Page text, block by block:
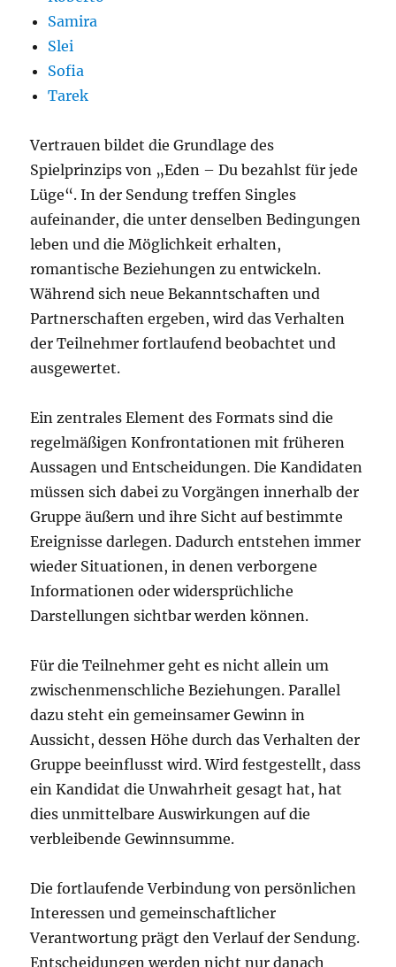
Samira
Slei
Sofia
Tarek
Vertrauen bildet die Grundlage des
Spielprinzips von „Eden – Du bezahlst für jede
Lüge“. In der Sendung treffen Singles
aufeinander, die unter denselben Bedingungen
leben und die Möglichkeit erhalten,
romantische Beziehungen zu entwickeln.
Während sich neue Bekanntschaften und
Partnerschaften ergeben, wird das Verhalten
der Teilnehmer fortlaufend beobachtet und
ausgewertet.
Ein zentrales Element des Formats sind die
regelmäßigen Konfrontationen mit früheren
Aussagen und Entscheidungen. Die Kandidaten
müssen sich dabei zu Vorgängen innerhalb der
Gruppe äußern und ihre Sicht auf bestimmte
Ereignisse darlegen. Dadurch entstehen immer
wieder Situationen, in denen verborgene
Informationen oder widersprüchliche
Darstellungen sichtbar werden können.
Für die Teilnehmer geht es nicht allein um
zwischenmenschliche Beziehungen. Parallel
dazu steht ein gemeinsamer Gewinn in
Aussicht, dessen Höhe durch das Verhalten der
Gruppe beeinflusst wird. Wird festgestellt, dass
ein Kandidat die Unwahrheit gesagt hat, hat
dies unmittelbare Auswirkungen auf die
verbleibende Gewinnsumme.
Die fortlaufende Verbindung von persönlichen
Interessen und gemeinschaftlicher
Verantwortung prägt den Verlauf der Sendung.
Entscheidungen werden nicht nur danach